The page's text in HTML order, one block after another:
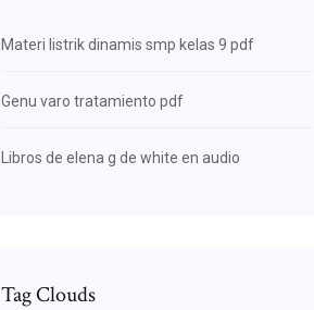
Materi listrik dinamis smp kelas 9 pdf
Genu varo tratamiento pdf
Libros de elena g de white en audio
Tag Clouds